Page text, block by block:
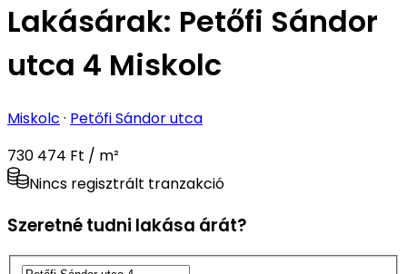
Lakásárak: Petőfi Sándor
utca 4 Miskolc
Miskolc · Petőfi Sándor utca
730 474 Ft / m²
Nincs regisztrált tranzakció
Szeretné tudni lakása árát?